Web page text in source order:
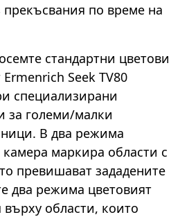
прекъсвания по време на
стандартни цветови
Seek TV80
специализирани
за големи/малки
В два режима
маркира области с
превишават зададените
два режима цветовият
върху области, които